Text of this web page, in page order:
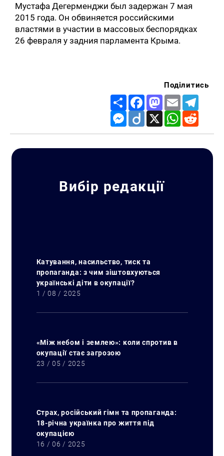
Мустафа Дегерменджи был задержан 7 мая
2015 года. Он обвиняется российскими
властями в участии в массовых беспорядках
26 февраля у задния парламента Крыма.
Поділитись
Share FacebookMastodon
Email
Messenger
Diigo X WhatsApp
Вибір редакції
Катування, насильство, тиск та
пропаганда: з чим зіштовхуються
українські діти в окупації?
1 / 08 / 2025
«Між небом і землею»: коли спротив в
окупації стає загрозою
23 / 05 / 2025
Страх, російський гімн та пропаганда:
18-річна українка про життя під
окупацією
16 / 06 / 2025